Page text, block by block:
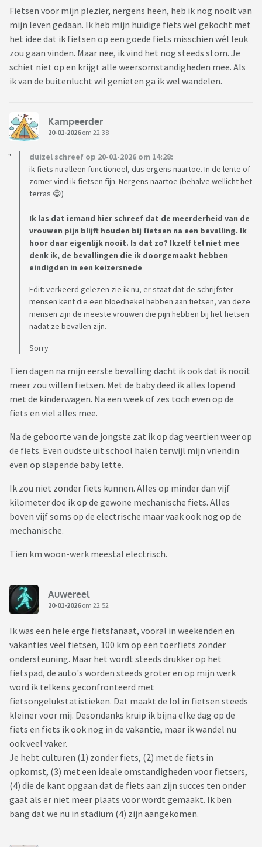
Fietsen voor mijn plezier, nergens heen, heb ik nog nooit van
mijn leven gedaan. Ik heb mijn huidige fiets wel gekocht met
het idee dat ik fietsen op een goede fiets misschien wél leuk
zou gaan vinden. Maar nee, ik vind het nog steeds stom. Je
schiet niet op en krijgt alle weersomstandigheden mee. Als
ik van de buitenlucht wil genieten ga ik wel wandelen.
Kampeerder
20-01-2026om 22:38
duizel schreef op 20-01-2026 om 14:28:
ik fiets nu alleen functioneel, dus ergens naartoe. In de lente of
zomer vind ik fietsen fijn. Nergens naartoe (behalve wellicht het
terras 😁)
Ik las dat iemand hier schreef dat de meerderheid van de
vrouwen pijn blijft houden bij fietsen na een bevalling. Ik
hoor daar eigenlijk nooit. Is dat zo? Ikzelf tel niet mee
denk ik, de bevallingen die ik doorgemaakt hebben
eindigden in een keizersnede
Edit: verkeerd gelezen zie ik nu, er staat dat de schrijfster
mensen kent die een bloedhekel hebben aan fietsen, van deze
mensen zijn de meeste vrouwen die pijn hebben bij het fietsen
nadat ze bevallen zijn.
Sorry
Tien dagen na mijn eerste bevalling dacht ik ook dat ik nooit
meer zou willen fietsen. Met de baby deed ik alles lopend
met de kinderwagen. Na een week of zes toch even op de
fiets en viel alles mee.
Na de geboorte van de jongste zat ik op dag veertien weer op
de fiets. Even oudste uit school halen terwijl mijn vriendin
even op slapende baby lette.
Ik zou niet zonder fiets kunnen. Alles op minder dan vijf
kilometer doe ik op de gewone mechanische fiets. Alles
boven vijf soms op de electrische maar vaak ook nog op de
mechanische.
Tien km woon-werk meestal electrisch.
Auwereel
20-01-2026om 22:52
Ik was een hele erge fietsfanaat, vooral in weekenden en
vakanties veel fietsen, 100 km op een toerfiets zonder
ondersteuning. Maar het wordt steeds drukker op het
fietspad, de auto's worden steeds groter en op mijn werk
word ik telkens geconfronteerd met
fietsongelukstatistieken. Dat maakt de lol in fietsen steeds
kleiner voor mij. Desondanks kruip ik bijna elke dag op de
fiets en fiets ik ook nog in de vakantie, maar ik wandel nu
ook veel vaker.
Je hebt culturen (1) zonder fiets, (2) met de fiets in
opkomst, (3) met een ideale omstandigheden voor fietsers,
(4) die de kant opgaan dat de fiets aan zijn succes ten onder
gaat als er niet meer plaats voor wordt gemaakt. Ik ben
bang dat we nu in stadium (4) zijn aangekomen.